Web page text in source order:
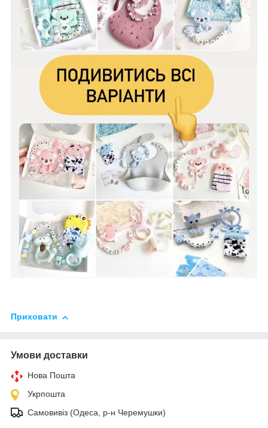
Приховати
Умови доставки
Нова Пошта
Укрпошта
Самовивіз (Одеса, р-н Черемушки)